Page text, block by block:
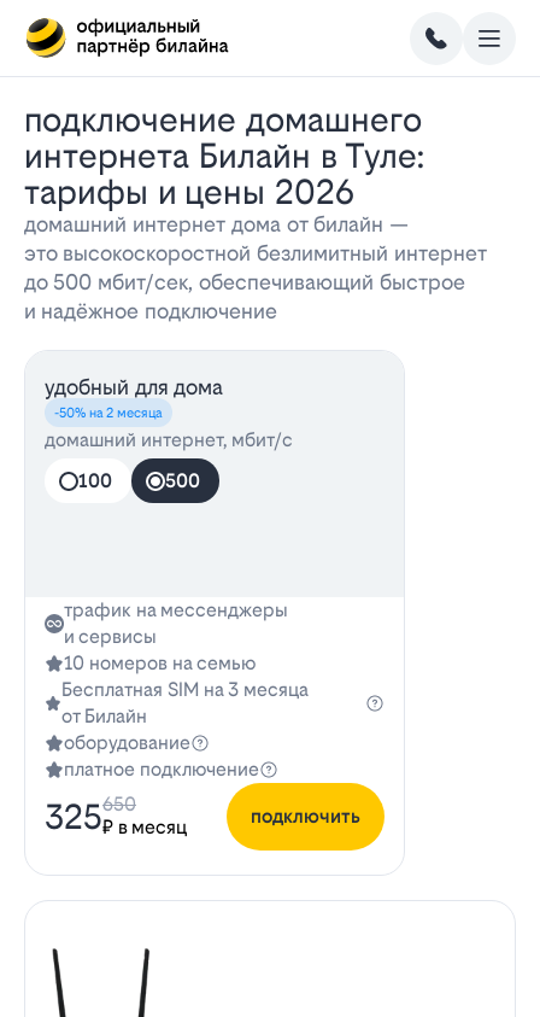
Подключение домашнего
интернета Билайн в Туле:
тарифы и цены 2026
домашний интернет дома от билайн —
это высокоскоростной безлимитный интернет
до 500 мбит/сек, обеспечивающий быстрое
и надёжное подключение
удобный для дома
-50% на 2 месяца
домашний интернет, мбит/с
100
500
трафик на мессенджеры
и сервисы
10 номеров на семью
Бесплатная SIM на 3 месяца
от Билайн
оборудование
платное подключение
325₽ в месяц
650
подключить